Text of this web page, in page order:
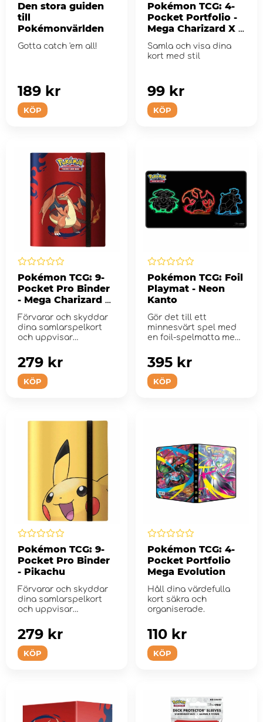
Den stora guiden
till
Pokémonvärlden
Gotta catch 'em all!
KÖP
189 kr
Pokémon TCG: 4-
Pocket Portfolio -
Mega Charizard X &
Mega Charizard Y
Samla och visa dina
kort med stil
KÖP
99 kr
Pokémon TCG: 9-
Pocket Pro Binder
- Mega Charizard X
& Mega Charizard Y
Förvarar och skyddar
dina samlarspelkort
och uppvisar
fullfärgskons...
KÖP
279 kr
Pokémon TCG: Foil
Playmat - Neon
Kanto
Gör det till ett
minnesvärt spel med
en foil-spelmatta med
KÖP
395 kr
Pokémon TCG: 9-
Pocket Pro Binder
- Pikachu
Förvarar och skyddar
dina samlarspelkort
och uppvisar
fullfärgskons...
KÖP
279 kr
Pokémon TCG: 4-
Pocket Portfolio
Mega Evolution
Håll dina värdefulla
kort säkra och
organiserade.
KÖP
110 kr